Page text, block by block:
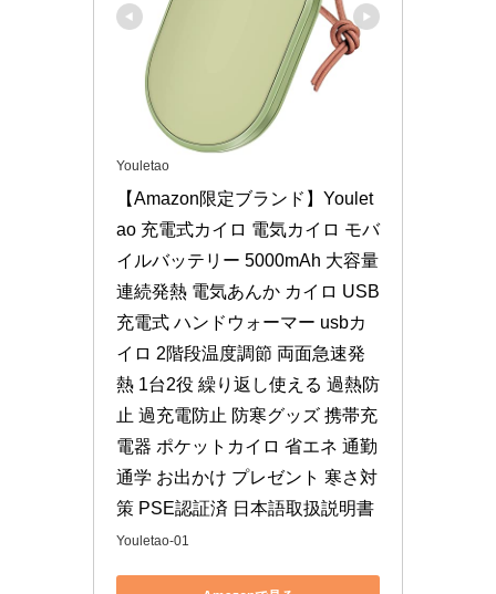
Youletao
【Amazon限定ブランド】Youlet
ao 充電式カイロ 電気カイロ モバ
イルバッテリー 5000mAh 大容量
連続発熱 電気あんか カイロ USB
充電式 ハンドウォーマー usbカ
イロ 2階段温度調節 両面急速発
熱 1台2役 繰り返し使える 過熱防
止 過充電防止 防寒グッズ 携帯充
電器 ポケットカイロ 省エネ 通勤
通学 お出かけ プレゼント 寒さ対
策 PSE認証済 日本語取扱説明書
Youletao-01